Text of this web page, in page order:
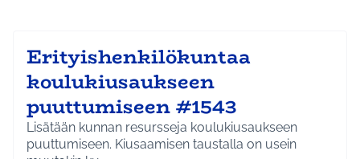
Erityishenkilökuntaa
koulukiusaukseen
puuttumiseen #1543
Lisätään kunnan resursseja koulukiusaukseen
puuttumiseen. Kiusaamisen taustalla on usein